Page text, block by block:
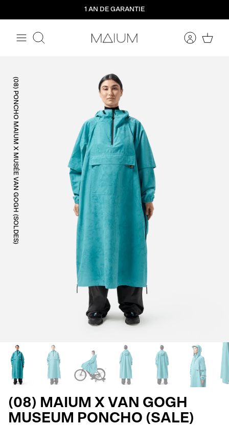
contenu
1 AN DE GARANTIE
Rechercher
(08) PONCHO MAIUM X MUSÉE VAN GOGH (SOLDES)
(08) MAIUM X VAN GOGH
MUSEUM PONCHO (SALE)